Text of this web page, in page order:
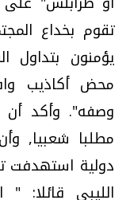
تقوم بخداع
يؤمنون بتداول
محض أكاذيب
وصفه". وأكد أن
مطلبا شعبيا,
دولية استهدفت
الليبي قائلا: "